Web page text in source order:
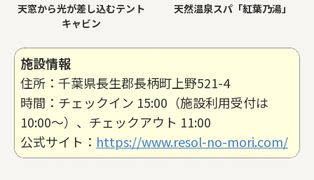
天窓から光が差し込むテント
キャビン
天然温泉スパ「紅葉乃湯」
施設情報
住所：千葉県長生郡長柄町上野521-4
時間：チェックイン 15:00（施設利用受付は
10:00〜）、チェックアウト 11:00
公式サイト： https://www.resol-no-mori.com/